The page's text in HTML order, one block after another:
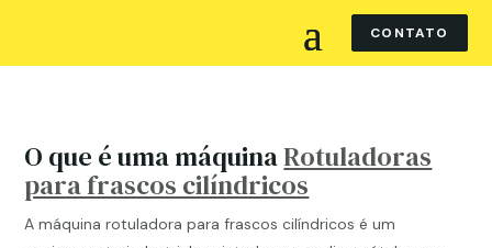
CONTATO
O que é uma máquinaRotuladoras
para frascos cilíndricos
A máquina rotuladora para frascos cilíndricos é um